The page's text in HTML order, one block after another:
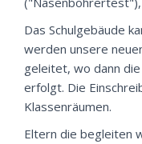
Das Schulgebäude
werden unsere
geleitet, wo dann
erfolgt. Die
Klassenräumen.
Eltern die begleiten